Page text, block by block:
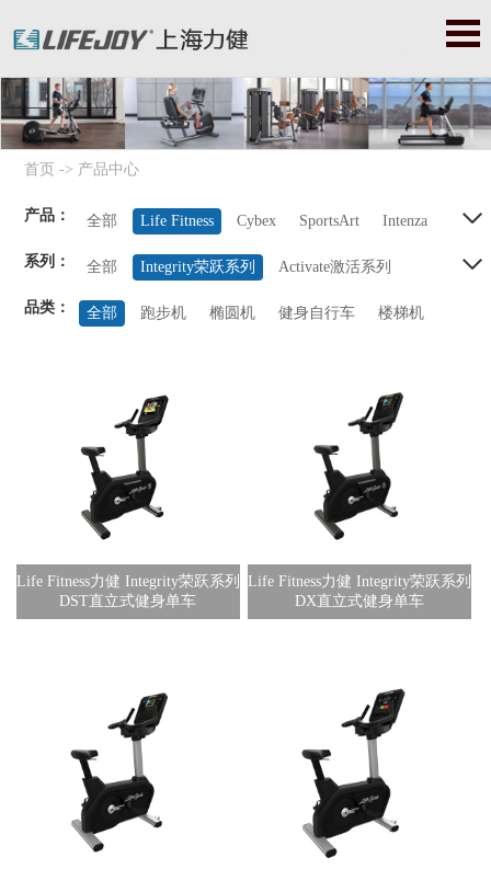
身器|力健健身器材|赛佰斯|赛百斯|Cybex|赛佰斯跑步机|赛佰斯器
械|赛佰斯健身器|赛佰斯健身器材
首页 -> 产品中心
产品： 全部 Life Fitness Cybex SportsArt Intenza
Balanced Body Precor StarTrac Octane
系列： 全部 Integrity荣跃系列 Activate激活系列
ICG系列 GX系列 Insignia系列
Axiom系列 Hammer Strength豪迈系列
品类： 全部 跑步机 椭圆机 健身自行车 楼梯机
Life Fitness力健 Integrity荣跃系列
DST直立式健身单车
Life Fitness力健 Integrity荣跃系列
DX直立式健身单车